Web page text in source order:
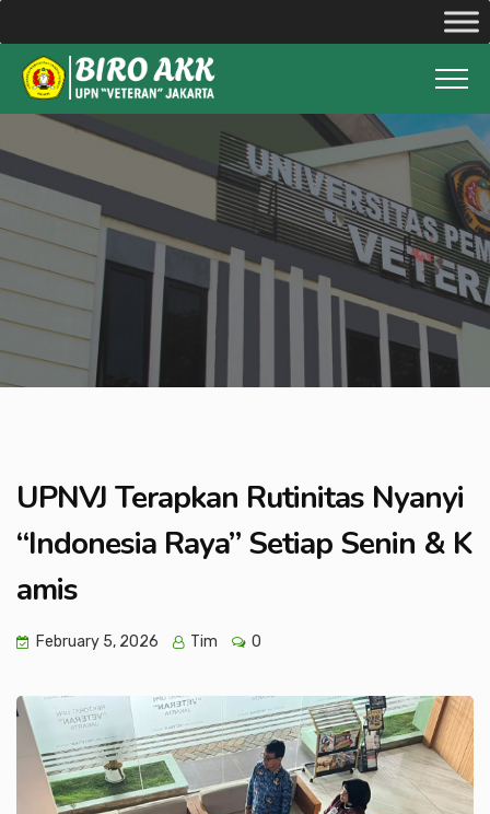
UPNVJ Terapkan Rutinitas Nyanyi
“Indonesia Raya” Setiap Senin & K
amis
February 5, 2026 Tim 0